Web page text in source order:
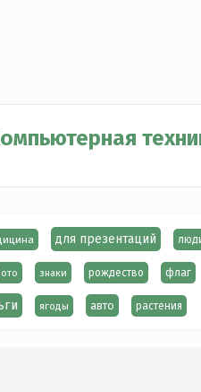
для презентаций
знаки рождество флаг
ягоды авто растения